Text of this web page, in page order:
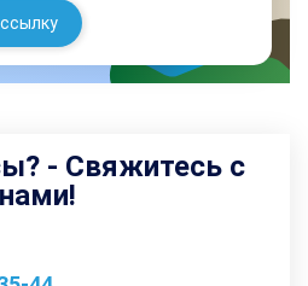
- Свяжитесь с
нами!